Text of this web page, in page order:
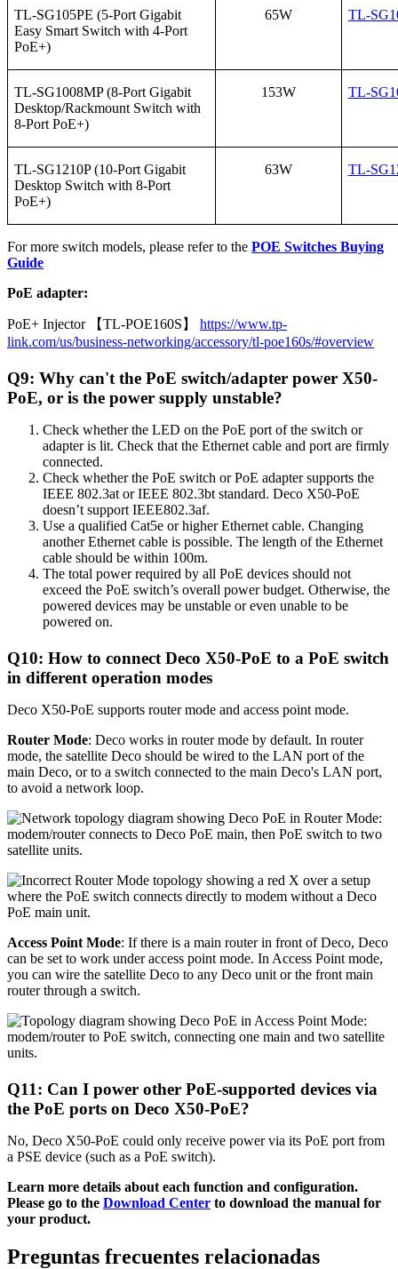
TL-SG105PE (5-Port Gigabit
Easy Smart Switch with 4-Port
PoE+)
65W TL-
TL-SG1008MP (8-Port Gigabit
Desktop/Rackmount Switch with
8-Port PoE+)
153W TL-
TL-SG1210P (10-Port Gigabit
Desktop Switch with 8-Port
PoE+)
63W TL-
For more switch models, please refer to the POE Switches Buying
Guide
PoE adapter:
PoE+ Injector 【TL-POE160S】 https://www.tp-
link.com/us/business-networking/accessory/tl-poe160s/#overview
Q9: Why can't the PoE switch/adapter power X50-
PoE, or is the power supply unstable?
Check whether the LED on the PoE port of the switch or
adapter is lit. Check that the Ethernet cable and port are firmly
connected.
Check whether the PoE switch or PoE adapter supports the
IEEE 802.3at or IEEE 802.3bt standard. Deco X50-PoE
doesn’t support IEEE802.3af.
Use a qualified Cat5e or higher Ethernet cable. Changing
another Ethernet cable is possible. The length of the Ethernet
cable should be within 100m.
The total power required by all PoE devices should not
exceed the PoE switch’s overall power budget. Otherwise, the
powered devices may be unstable or even unable to be
powered on.
Q10: How to connect Deco X50-PoE to a PoE switch
in different operation modes
Deco X50-PoE supports router mode and access point mode.
Router Mode: Deco works in router mode by default. In router
mode, the satellite Deco should be wired to the LAN port of the
main Deco, or to a switch connected to the main Deco's LAN port,
to avoid a network loop.
Access Point Mode: If there is a main router in front of Deco, Deco
can be set to work under access point mode. In Access Point mode,
you can wire the satellite Deco to any Deco unit or the front main
router through a switch.
Q11: Can I power other PoE-supported devices via
the PoE ports on Deco X50-PoE?
No, Deco X50-PoE could only receive power via its PoE port from
a PSE device (such as a PoE switch).
Learn more details about each function and configuration.
Please go to the Download Center to download the manual for
your product.
Preguntas frecuentes relacionadas